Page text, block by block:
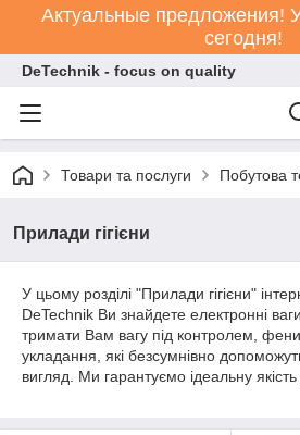
Актуальные предложения!
сегодня!
DeTechnik - focus on quality
Товари та послуги Побутова
Прилади гігієни
У цьому розділі "Прилади гігієни"
DeTechnik Ви знайдете електронні
тримати Вам вагу під контролем,
укладання, які безсумнівно
вигляд. Ми гарантуємо ідеальну